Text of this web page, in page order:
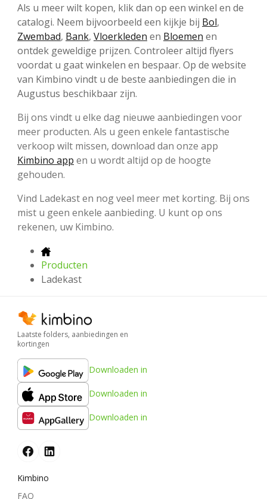
Als u meer wilt kopen, klik dan op een winkel en de
catalogi. Neem bijvoorbeeld een kijkje bij Bol,
Zwembad, Bank, Vloerkleden en Bloemen en
ontdek geweldige prijzen. Controleer altijd flyers
voordat u gaat winkelen en bespaar. Op de website
van Kimbino vindt u de beste aanbiedingen die in
Augustus beschikbaar zijn.
Bij ons vindt u elke dag nieuwe aanbiedingen voor
meer producten. Als u geen enkele fantastische
verkoop wilt missen, download dan onze app
Kimbino app en u wordt altijd op de hoogte
gehouden.
Vind Ladekast en nog veel meer met korting. Bij ons
mist u geen enkele aanbieding. U kunt op ons
rekenen, uw Kimbino.
Producten
Ladekast
Laatste folders, aanbiedingen en
kortingen
Downloaden in
Downloaden in
Downloaden in
Kimbino
FAQ